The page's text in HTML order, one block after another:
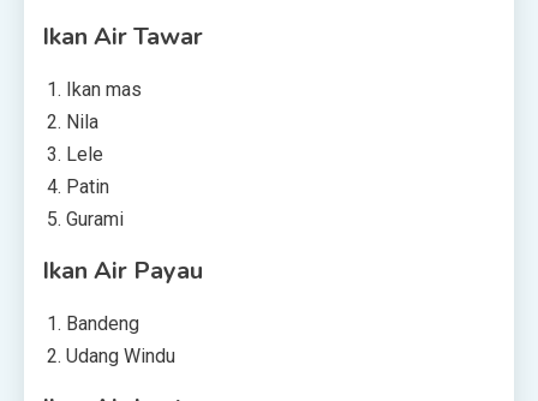
Ikan Air Tawar
Ikan mas
Nila
Lele
Patin
Gurami
Ikan Air Payau
Bandeng
Udang Windu